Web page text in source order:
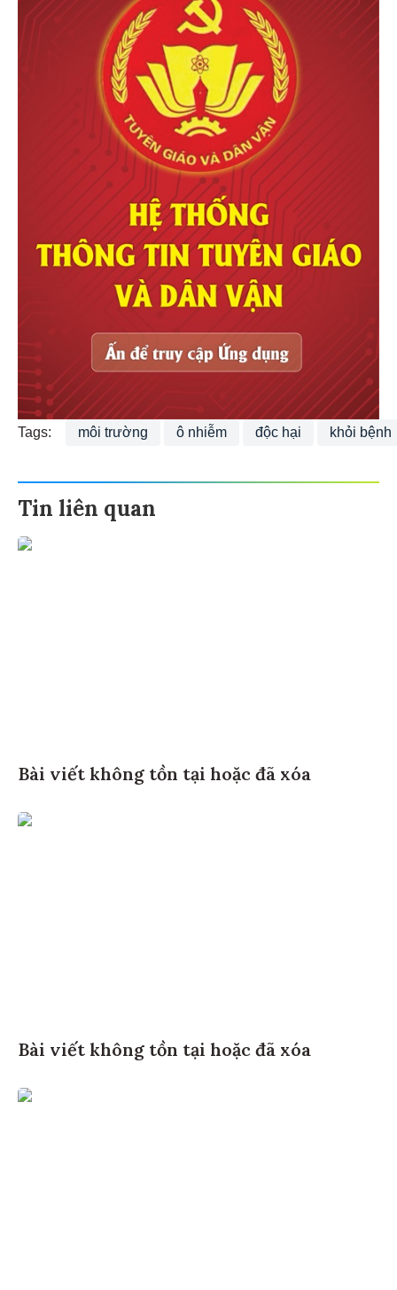
Tags: môi trường ô nhiễm độc hại khỏi bệnh
Tin liên quan
Bài viết không tồn tại hoặc đã xóa
Bài viết không tồn tại hoặc đã xóa